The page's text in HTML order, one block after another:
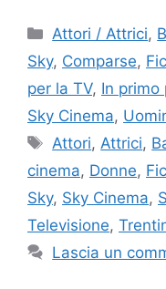
Categorie
Attori / Attrici,
Sky, Comparse,
per la TV, In primo
Sky Cinema,
Tag
Attori, Attrici,
cinema, Donne,
Sky, Sky Cinema,
Televisione,
Lascia un